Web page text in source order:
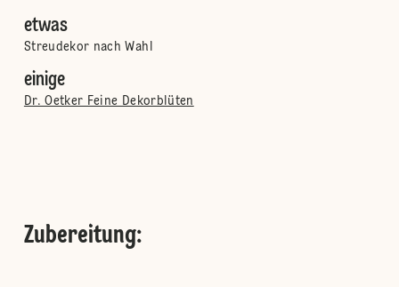
etwas
Streudekor nach Wahl
einige
Dr. Oetker Feine Dekorblüten
Zubereitung: